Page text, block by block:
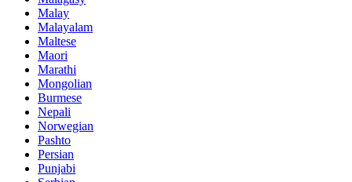
Malay
Malayalam
Maltese
Maori
Marathi
Mongolian
Burmese
Nepali
Norwegian
Pashto
Persian
Punjabi